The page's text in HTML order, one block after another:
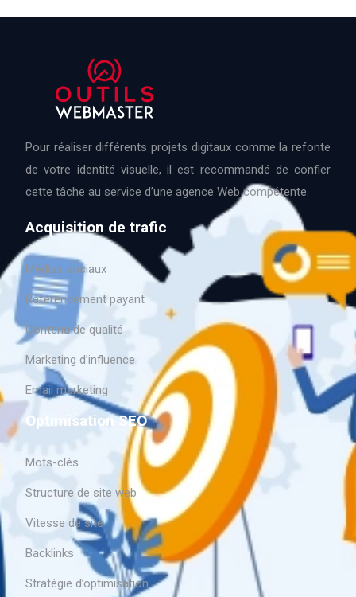
Pour réaliser différents projets digitaux comme la refonte
de votre identité visuelle, il est recommandé de confier
cette tâche au service d’une agence Web compétente.
Acquisition de trafic
Médias sociaux
Référencement payant
Contenu de qualité
Marketing d’influence
Email marketing
Optimisation SEO
Mots-clés
Structure de site web
Vitesse de site
Backlinks
Stratégie d’optimisation